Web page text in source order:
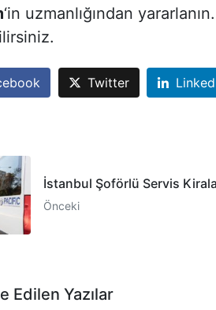
‘in uzmanlığından
Twitter
İstanbul Şoförlü Servis
Önceki
Edilen Yazılar